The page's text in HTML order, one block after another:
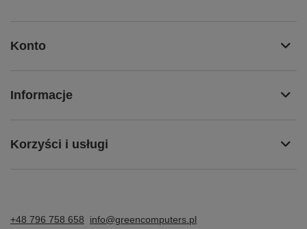
Konto
Informacje
Korzyści i usługi
+48 796 758 658 info@greencomputers.pl